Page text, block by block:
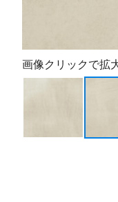
画像クリックで拡